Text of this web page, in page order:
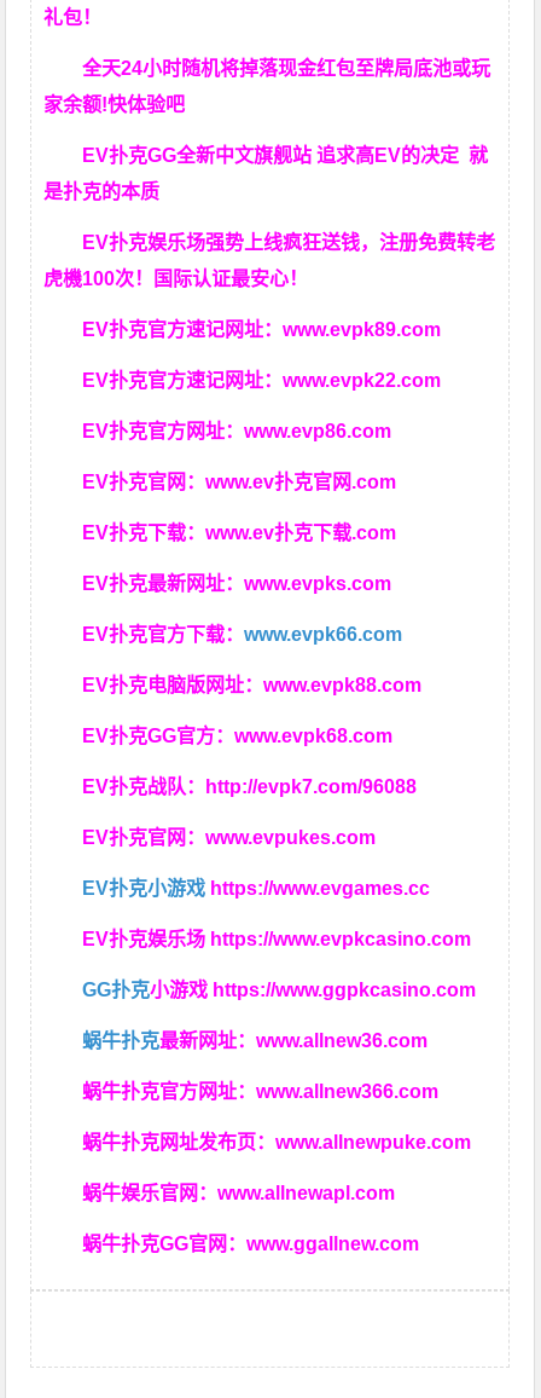
礼包！
全天24小时随机将掉落现金红包至牌局底池或玩
家余额!快体验吧
EV扑克GG全新中文旗舰站 追求高EV的决定就
是扑克的本质
EV扑克娱乐场强势上线疯狂送钱，注册免费转老
虎機100次！国际认证最安心！
EV扑克官方速记网址：www.evpk89.com
EV扑克官方速记网址：www.evpk22.com
EV扑克官方网址：www.evp86.com
EV扑克官网：www.ev扑克官网.com
EV扑克下载：www.ev扑克下载.com
EV扑克最新网址：www.evpks.com
EV扑克官方下载：www.evpk66.com
EV扑克电脑版网址：www.evpk88.com
EV扑克GG官方：www.evpk68.com
EV扑克战队： http://evpk7.com/96088
EV扑克官网：www.evpukes.com
EV扑克小游戏 https://www.evgames.cc
EV扑克娱乐场 https://www.evpkcasino.com
GG扑克小游戏 https://www.ggpkcasino.com
蜗牛扑克最新网址：www.allnew36.com
蜗牛扑克官方网址：www.allnew366.com
蜗牛扑克网址发布页：www.allnewpuke.com
蜗牛娱乐官网：www.allnewapl.com
蜗牛扑克GG官网：www.ggallnew.com